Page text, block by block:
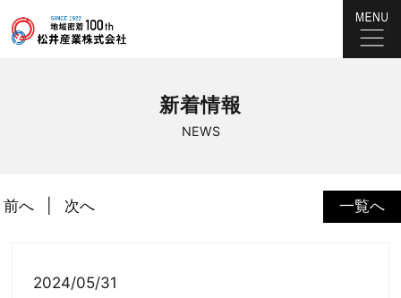
NEWS
新着情報
一覧へ
前へ 次へ
2024/05/31